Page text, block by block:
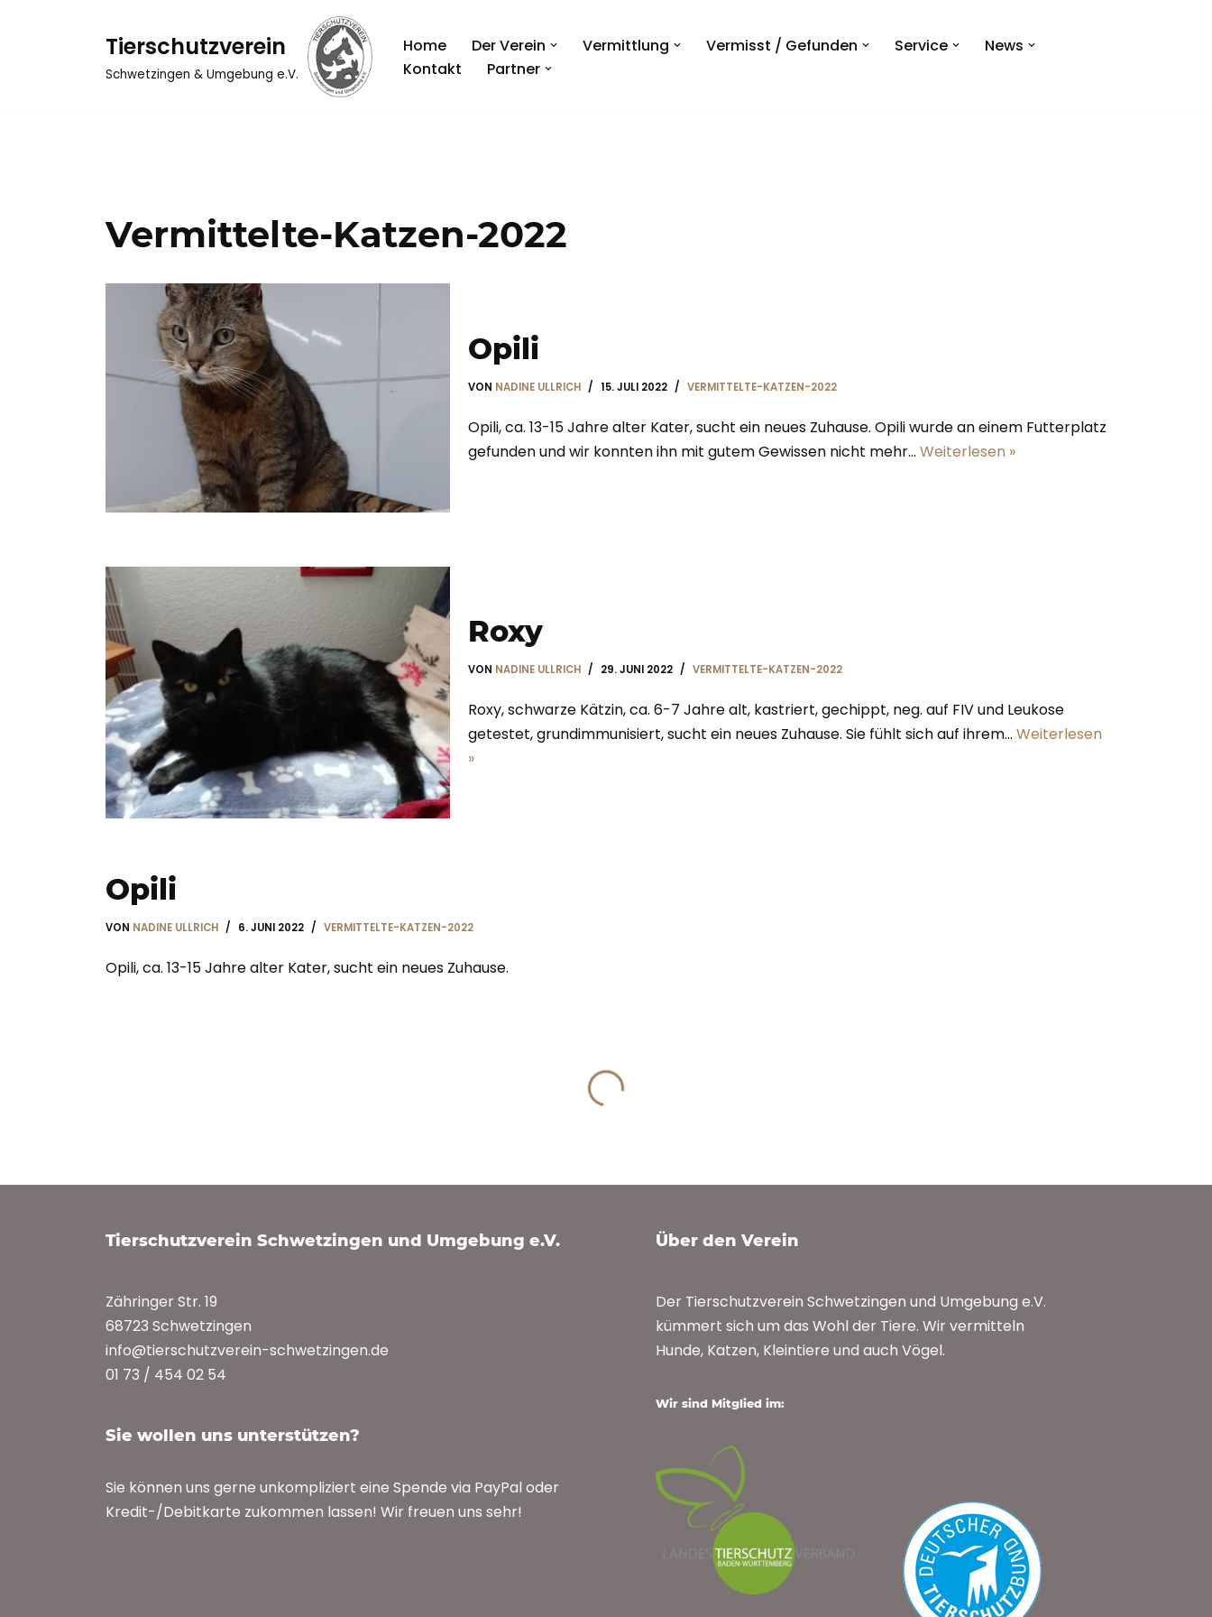
Tierschutzverein
Schwetzingen & Umgebung e.V.
Home Der Verein Vermittlung Vermisst / Gefunden Service
News
Kontakt
Partner
Vermittelte-Katzen-2022
Opili
VON NADINE ULLRICH 15. JULI 2022 VERMITTELTE-KATZEN-2022
Opili, ca. 13-15 Jahre alter Kater, sucht ein neues Zuhause. Opili wurde an einem Futterplatz
gefunden und wir konnten ihn mit gutem Gewissen nicht mehr… Weiterlesen »
Roxy
VON NADINE ULLRICH 29. JUNI 2022 VERMITTELTE-KATZEN-2022
Roxy, schwarze Kätzin, ca. 6-7 Jahre alt, kastriert, gechippt, neg. auf FIV und Leukose
getestet, grundimmunisiert, sucht ein neues Zuhause. Sie fühlt sich auf ihrem… Weiterlesen
»
Opili
VON NADINE ULLRICH 6. JUNI 2022 VERMITTELTE-KATZEN-2022
Opili, ca. 13-15 Jahre alter Kater, sucht ein neues Zuhause.
Tierschutzverein Schwetzingen und Umgebung e.V.
Zähringer Str. 19
68723 Schwetzingen
info@tierschutzverein-schwetzingen.de
01 73 / 454 02 54
Sie wollen uns unterstützen?
Sie können uns gerne unkompliziert eine Spende via PayPal oder
Kredit-/Debitkarte zukommen lassen! Wir freuen uns sehr!
Über den Verein
Der Tierschutzverein Schwetzingen und Umgebung e.V.
kümmert sich um das Wohl der Tiere. Wir vermitteln
Hunde, Katzen, Kleintiere und auch Vögel.
Wir sind Mitglied im: